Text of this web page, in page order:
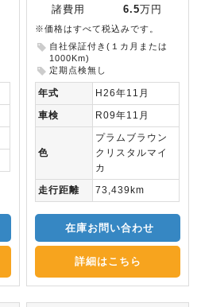
諸費用
6.5 万円
※価格はすべて税込みです。
自社保証付き(１カ月または
1000Km)
定期点検無し
年式
H26年11月
車検
R09年11月
色
プラムブラウン
クリスタルマイ
カ
走行距離
73,439km
在庫お問い合わせ
詳細はこちら